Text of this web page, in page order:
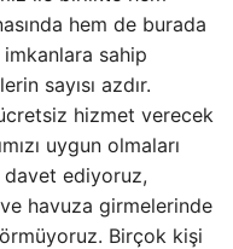
hem de burada
sahip
sayısı azdır.
hizmet verecek
uygun olmaları
davet ediyoruz,
havuza girmelerinde
Birçok kişi